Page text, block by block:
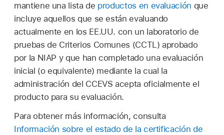
mantiene una lista de productos en evaluación que
incluye aquellos que se están evaluando
actualmente en los EE.UU. con un laboratorio de
pruebas de Criterios Comunes (CCTL) aprobado
por la NIAP y que han completado una evaluación
inicial (o equivalente) mediante la cual la
administración del CCEVS acepta oficialmente el
producto para su evaluación.
Para obtener más información, consulta
Información sobre el estado de la certificación de